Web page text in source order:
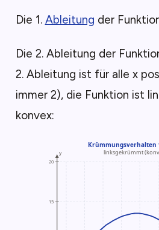
Die 1. Ableitung der
Die 2. Ableitung der
2. Ableitung ist für alle x
immer 2), die Funktion ist
konvex: